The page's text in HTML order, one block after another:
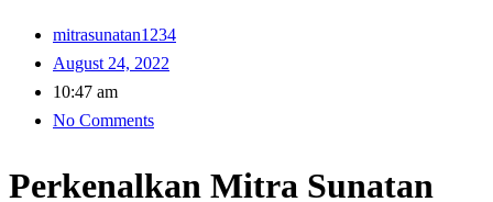
mitrasunatan1234
August 24, 2022
10:47 am
No Comments
Perkenalkan Mitra Sunatan